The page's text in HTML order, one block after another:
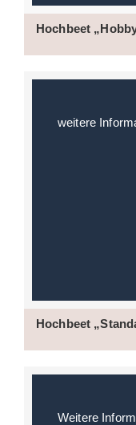
Hochbeet
weitere
Hochbeet
Weitere